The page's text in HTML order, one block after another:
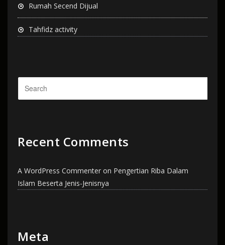
Rumah Secend Dijual
Tahfidz activity
Recent Comments
A WordPress Commenter on Pengertian Riba Dalam
Islam Beserta Jenis-Jenisnya
Meta